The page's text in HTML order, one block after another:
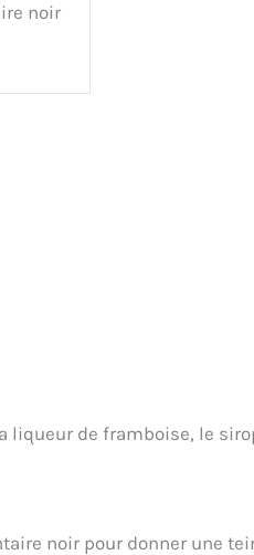
noir
liqueur de framboise, le
noir pour donner une